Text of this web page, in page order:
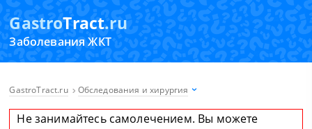
GastroTract.ru
Заболевания ЖКТ
GastroTract.ru Обследования и хирургия
Не занимайтесь самолечением. Вы можете